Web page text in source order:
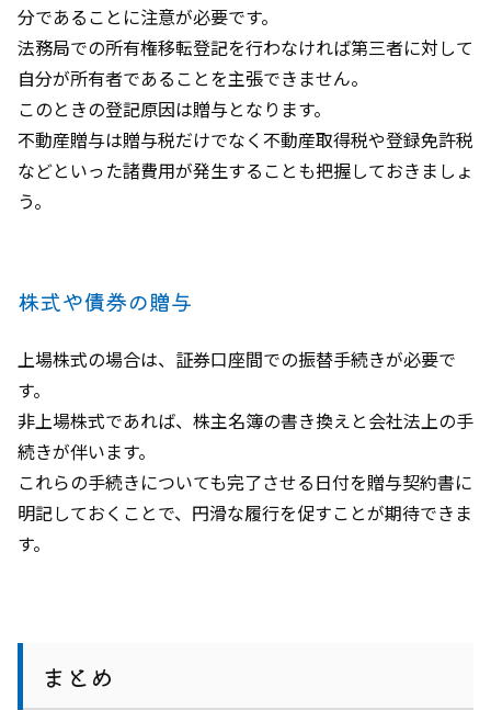
分であることに注意が必要です。
法務局での所有権移転登記を行わなければ第三者に対して
自分が所有者であることを主張できません。
このときの登記原因は贈与となります。
不動産贈与は贈与税だけでなく不動産取得税や登録免許税
などといった諸費用が発生することも把握しておきましょ
う。
株式や債券の贈与
上場株式の場合は、証券口座間での振替手続きが必要で
す。
非上場株式であれば、株主名簿の書き換えと会社法上の手
続きが伴います。
これらの手続きについても完了させる日付を贈与契約書に
明記しておくことで、円滑な履行を促すことが期待できま
す。
まとめ